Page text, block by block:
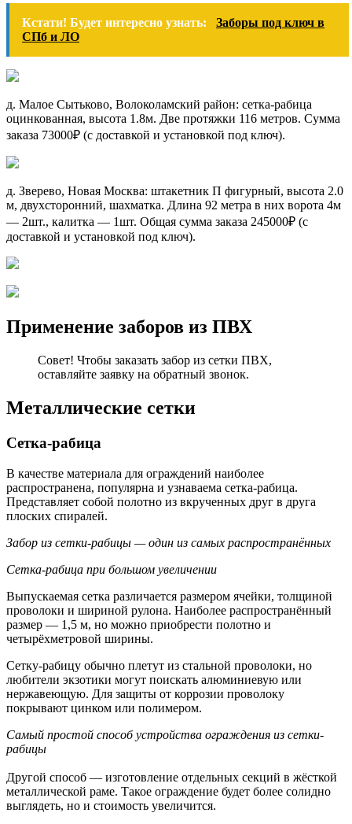
Кстати! Будет интересно узнать:
Заборы под ключ в
СПб и ЛО
д. Малое Сытьково, Волоколамский район: сетка-рабица
оцинкованная, высота 1.8м. Две протяжки 116 метров. Сумма
заказа 73000₽ (с доставкой и установкой под ключ).
д. Зверево, Новая Москва: штакетник П фигурный, высота 2.0
м, двухсторонний, шахматка. Длина 92 метра в них ворота 4м
— 2шт., калитка — 1шт. Общая сумма заказа 245000₽ (с
доставкой и установкой под ключ).
Применение заборов из ПВХ
Совет! Чтобы заказать забор из cетки ПВХ,
оставляйте заявку на обратный звонок.
Металлические сетки
Сетка-рабица
В качестве материала для ограждений наиболее
распространена, популярна и узнаваема сетка-рабица.
Представляет собой полотно из вкрученных друг в друга
плоских спиралей.
Забор из сетки-рабицы — один из самых распространённых
Сетка-рабица при большом увеличении
Выпускаемая сетка различается размером ячейки, толщиной
проволоки и шириной рулона. Наиболее распространённый
размер — 1,5 м, но можно приобрести полотно и
четырёхметровой ширины.
Сетку-рабицу обычно плетут из стальной проволоки, но
любители экзотики могут поискать алюминиевую или
нержавеющую. Для защиты от коррозии проволоку
покрывают цинком или полимером.
Самый простой способ устройства ограждения из сетки-
рабицы
Другой способ — изготовление отдельных секций в жёсткой
металлической раме. Такое ограждение будет более солидно
выглядеть, но и стоимость увеличится.